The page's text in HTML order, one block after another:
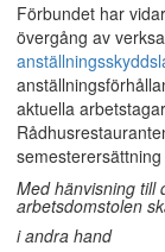
Förbundet har
övergång av
aktuella
Med hänvisning till
arbetsdomstolen
i andra hand